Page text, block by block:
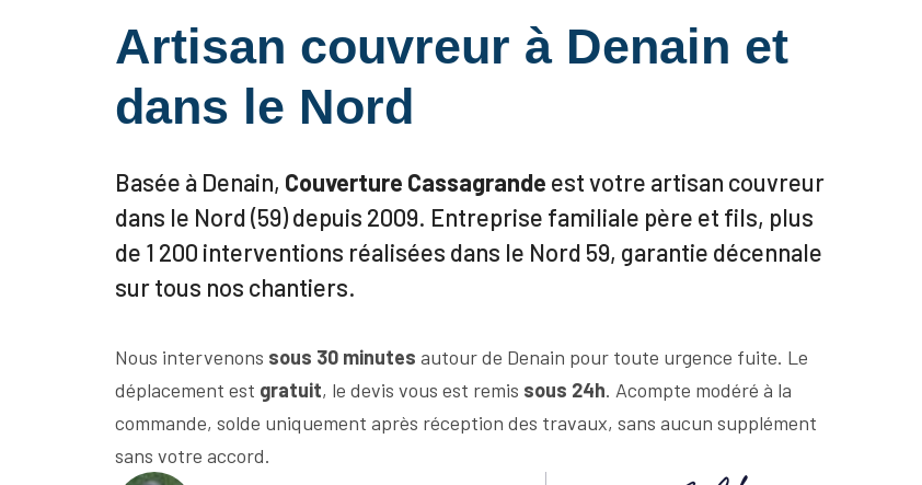
Artisan couvreur à Denain et
dans le Nord
Basée à Denain, Couverture Cassagrande est votre artisan couvreur
dans le Nord (59) depuis 2009. Entreprise familiale père et fils, plus
de 1 200 interventions réalisées dans le Nord 59, garantie décennale
sur tous nos chantiers.
Nous intervenons sous 30 minutes autour de Denain pour toute urgence fuite. Le
déplacement est gratuit, le devis vous est remis sous 24h. Acompte modéré à la
commande, solde uniquement après réception des travaux, sans aucun supplément
sans votre accord.